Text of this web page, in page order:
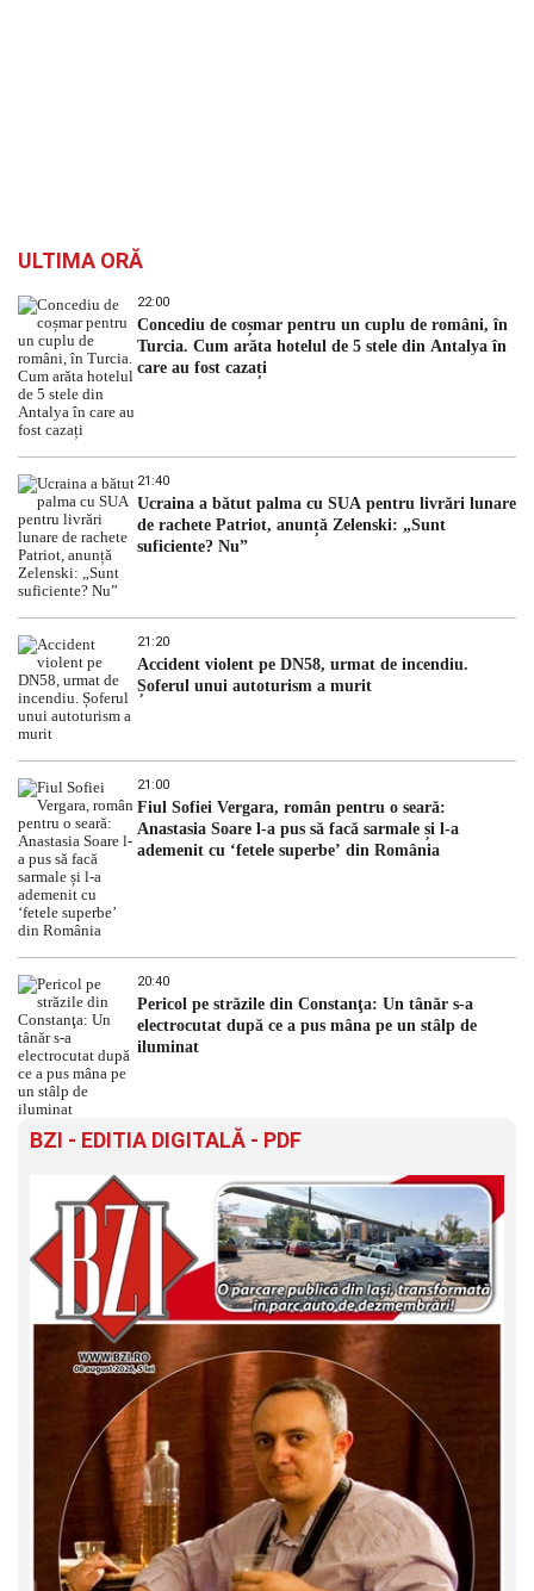
ULTIMA ORĂ
22:00
Concediu de coșmar pentru un cuplu de români, în
Turcia. Cum arăta hotelul de 5 stele din Antalya în
care au fost cazați
21:40
Ucraina a bătut palma cu SUA pentru livrări lunare
de rachete Patriot, anunță Zelenski: „Sunt
suficiente? Nu”
21:20
Accident violent pe DN58, urmat de incendiu.
Șoferul unui autoturism a murit
21:00
Fiul Sofiei Vergara, român pentru o seară:
Anastasia Soare l-a pus să facă sarmale și l-a
ademenit cu ‘fetele superbe’ din România
20:40
Pericol pe străzile din Constanţa: Un tânăr s-a
electrocutat după ce a pus mâna pe un stâlp de
iluminat
BZI - EDITIA DIGITALĂ - PDF